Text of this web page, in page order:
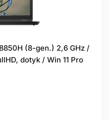
(8-gen.) 2,6 GHz /
dotyk / Win 11 Pro